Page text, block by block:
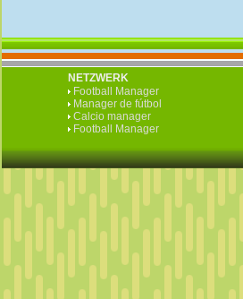
NETZWERK
Football Manager
Manager de fútbol
Calcio manager
Football Manager